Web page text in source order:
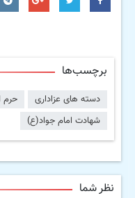
برچسب‌ها
دسته های عزاداری حرم
شهادت امام جواد(ع)
نظر شما